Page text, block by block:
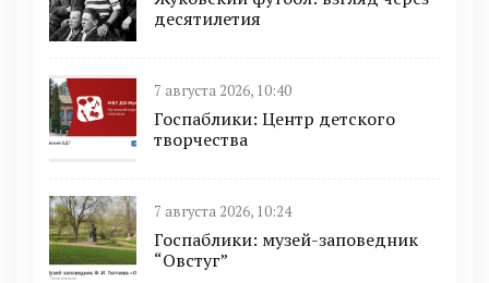
десятилетия
7 августа 2026, 10:40
Госпаблики: Центр детского
творчества
7 августа 2026, 10:24
Госпаблики: музей-заповедник
“Овстуг”